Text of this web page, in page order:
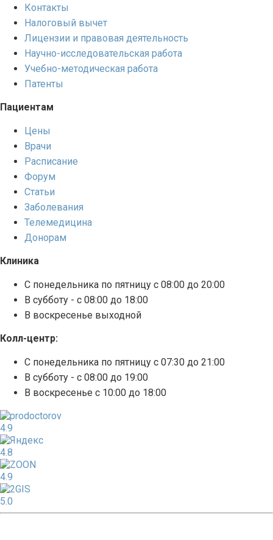
Контакты
Налоговый вычет
Лицензии и правовая деятельность
Научно-исследовательская работа
Учебно-методическая работа
Патенты
Пациентам
Цены
Врачи
Расписание
Форум
Статьи
Заболевания
Телемедицина
Донорам
Клиника
С понедельника по пятницу с 08:00 до 20:00
В субботу - с 08:00 до 18:00
В воскресенье выходной
Колл-центр:
С понедельника по пятницу с 07:30 до 21:00
В субботу - с 08:00 до 19:00
В воскресенье с 10:00 до 18:00
4.9
4.8
4.9
5.0